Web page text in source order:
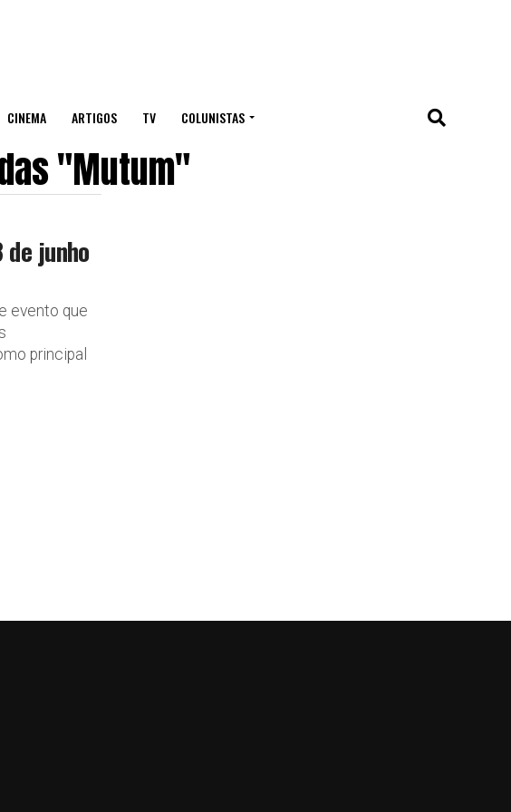
CINEMA ARTIGOS TV COLUNISTAS
"Mutum"
de junho
evento que
principal